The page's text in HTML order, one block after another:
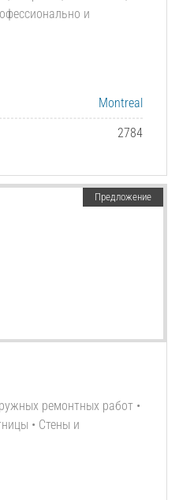
и
Montreal
2784
Предложение
ремонтных работ •
• Стены и